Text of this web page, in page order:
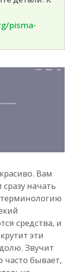
pisma-
Вам
начать
средства, и
эти
Звучит
часто бывает,